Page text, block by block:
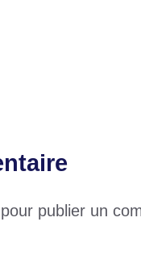
pour publier un